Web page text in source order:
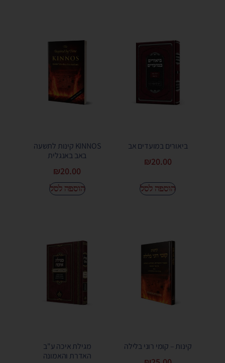
ביאורים במועדים אב
₪20.00
הוספה לסל
KINNOS קינות לתשעה
באב באנגלית
₪20.00
הוספה לסל
קינות – קומי רוני בלילה
מגילת איכה ע"ב
האדרת והאמונה